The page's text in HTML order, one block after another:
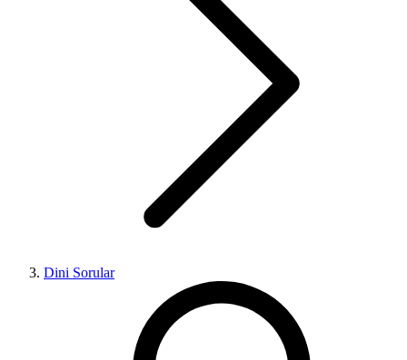
Dini Sorular